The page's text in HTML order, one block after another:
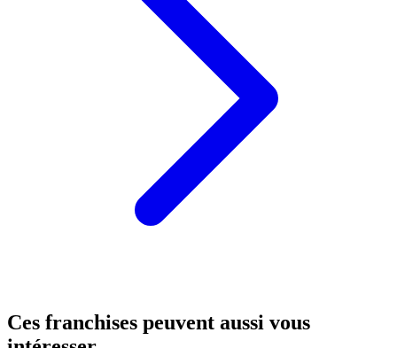
Ces franchises peuvent aussi vous